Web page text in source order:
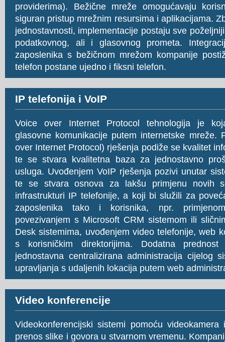
providerima). Bežične mreže omogućavaju
siguran pristup mrežnim resursima i aplikacijama.
jednostavnosti, implementacije postaju sve
podatkovnog, ali i glasovnog prometa.
zaposlenika s bežičnom mrežom kompanije
telefon postane ujedno i fiksni telefon.
IP telefonija i VoIP
Voice over Internet Protocol tehnologija je
glasovne komunikacije putem internetske mreže.
over Internet Protocol) rješenja podiže se kvalitet
te se stvara kvalitetna baza za jednostavno
usluga. Uvođenjem VoIP rješenja pozivi unutar
te se stvara osnova za lakšu primjenu novih
infrastrukturi IP telefonije, a koji bi služili za
zaposlenika tako i korisnika, npr.
povezivanjem s Microsoft CRM sistemom ili
Desk sistemima, uvođenjem video telefonije, web
s korisničkim direktorijima. Dodatna
jednostavna centralizirana administracija cijelog
upravljanja s udaljenih lokacija putem web
Video konferencije
Videokonferencijski sistemi pomoću
prenos slike i govora u stvarnom vremenu.